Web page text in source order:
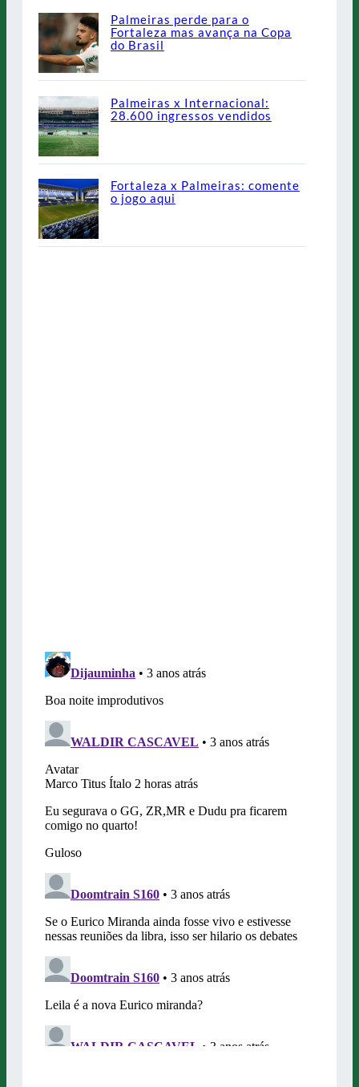
Palmeiras perde para o
Fortaleza mas avança na Copa
do Brasil
Palmeiras x Internacional:
28.600 ingressos vendidos
Fortaleza x Palmeiras: comente
o jogo aqui